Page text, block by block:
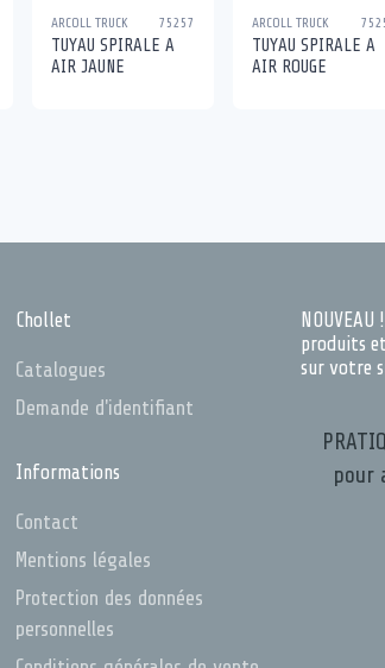
ARCOLL TRUCK 75257
TUYAU SPIRALE A
AIR JAUNE
ARCOLL TRUCK
TUYAU SPIRALE A
AIR ROUGE
Chollet
Catalogues
Demande d'identifiant
Informations
Contact
Mentions légales
Protection des données
personnelles
produits
sur votre
pour